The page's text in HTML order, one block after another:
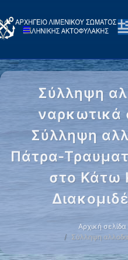
Σύλληψη
Σύλληψη
Πάτρα-
στο Κάτω
Αρχική σελίδα
Σύλληψη